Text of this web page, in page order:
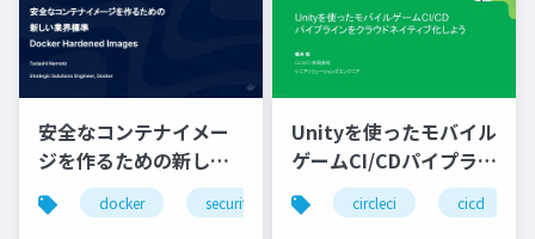
安全なコンテナイメー
ジを作るための新しい
業界標準: Docker
Hardened Images
docker security
Unityを使ったモバイル
ゲームCI/CDパイプライ
ンをクラウドネイティ
ブ化しよう
circleci cicd